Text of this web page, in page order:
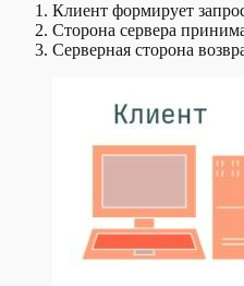
Клиент формирует
Сторона сервера
Серверная сторона